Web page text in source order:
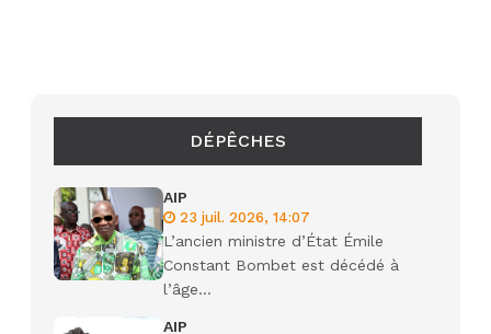
DÉPÊCHES
AIP
23 juil. 2026, 14:07
L’ancien ministre d’État Émile
Constant Bombet est décédé à
l’âge...
AIP